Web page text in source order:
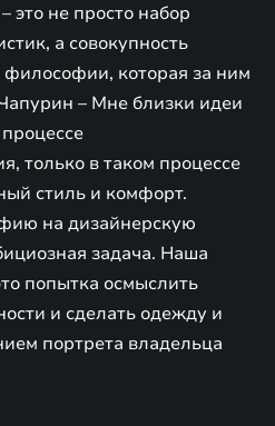
это не просто набор
а совокупность
философии, которая за ним
– Мне близки идеи
только в таком процессе
стиль и комфорт.
на дизайнерскую
задача. Наша
попытка осмыслить
и сделать одежду и
портрета владельца